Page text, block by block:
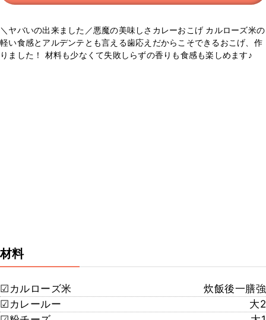
＼ヤバいの出来ました／悪魔の美味しさカレーおこげ カルローズ米の
軽い食感とアルデンテとも言える歯応えだからこそできるおこげ、作
りました！ 材料も少なくて失敗しらずの香りも食感も楽しめます♪
材料
☑︎カルローズ米
炊飯後一膳強
☑︎カレールー
大2